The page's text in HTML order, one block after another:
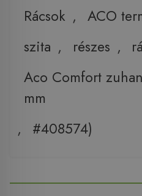
Rácsok , ACO
szita , részes ,
Aco Comfort
mm
,
#408574)